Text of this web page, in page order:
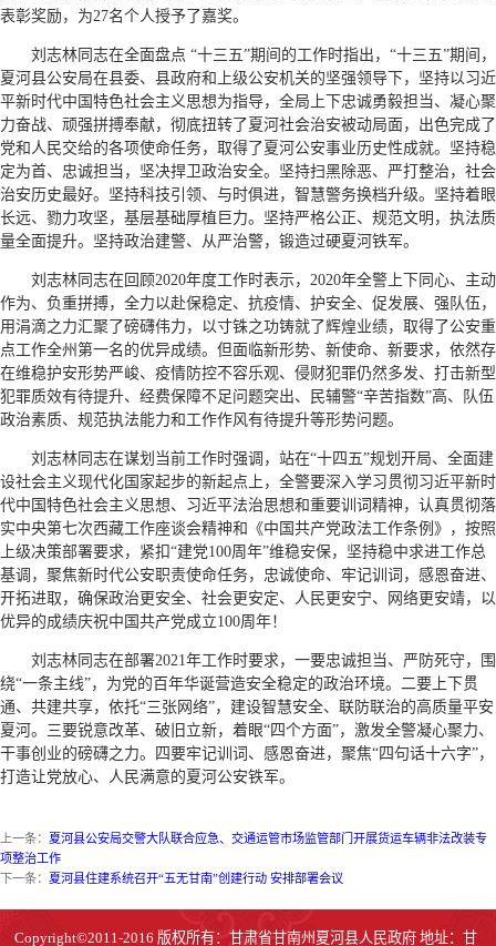
表彰奖励，为27名个人授予了嘉奖。
刘志林同志在全面盘点 “十三五”期间的工作时指出，“十三五”期间，
夏河县公安局在县委、县政府和上级公安机关的坚强领导下，坚持以习近
平新时代中国特色社会主义思想为指导，全局上下忠诚勇毅担当、凝心聚
力奋战、顽强拼搏奉献，彻底扭转了夏河社会治安被动局面，出色完成了
党和人民交给的各项使命任务，取得了夏河公安事业历史性成就。坚持稳
定为首、忠诚担当，坚决捍卫政治安全。坚持扫黑除恶、严打整治，社会
治安历史最好。坚持科技引领、与时俱进，智慧警务换档升级。坚持着眼
长远、勠力攻坚，基层基础厚植巨力。坚持严格公正、规范文明，执法质
量全面提升。坚持政治建警、从严治警，锻造过硬夏河铁军。
刘志林同志在回顾2020年度工作时表示，2020年全警上下同心、主动
作为、负重拼搏，全力以赴保稳定、抗疫情、护安全、促发展、强队伍，
用涓滴之力汇聚了磅礴伟力，以寸铢之功铸就了辉煌业绩，取得了公安重
点工作全州第一名的优异成绩。但面临新形势、新使命、新要求，依然存
在维稳护安形势严峻、疫情防控不容乐观、侵财犯罪仍然多发、打击新型
犯罪质效有待提升、经费保障不足问题突出、民辅警“辛苦指数”高、队伍
政治素质、规范执法能力和工作作风有待提升等形势问题。
刘志林同志在谋划当前工作时强调，站在“十四五”规划开局、全面建
设社会主义现代化国家起步的新起点上，全警要深入学习贯彻习近平新时
代中国特色社会主义思想、习近平法治思想和重要训词精神，认真贯彻落
实中央第七次西藏工作座谈会精神和《中国共产党政法工作条例》，按照
上级决策部署要求，紧扣“建党100周年”维稳安保，坚持稳中求进工作总
基调，聚焦新时代公安职责使命任务，忠诚使命、牢记训词，感恩奋进、
开拓进取，确保政治更安全、社会更安定、人民更安宁、网络更安靖，以
优异的成绩庆祝中国共产党成立100周年！
刘志林同志在部署2021年工作时要求，一要忠诚担当、严防死守，围
绕“一条主线”，为党的百年华诞营造安全稳定的政治环境。二要上下贯
通、共建共享，依托“三张网络”，建设智慧安全、联防联治的高质量平安
夏河。三要锐意改革、破旧立新，着眼“四个方面”，激发全警凝心聚力、
干事创业的磅礴之力。四要牢记训词、感恩奋进，聚焦“四句话十六字”，
打造让党放心、人民满意的夏河公安铁军。
上一条： 夏河县公安局交警大队联合应急、交通运管市场监管部门开展货运车辆非法改装专
项整治工作
下一条： 夏河县住建系统召开“五无甘南”创建行动 安排部署会议
Copyright©2011-2016 版权所有：甘肃省甘南州夏河县人民政府 地址：甘